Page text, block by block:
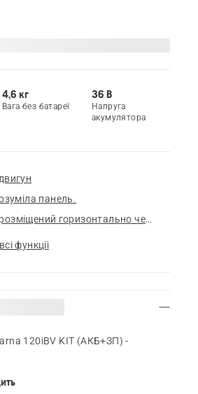
4,6 кг
Вага без батареї
36 B
Напруга
акумулятора
панель.
горизонтально через
функції
120iBV KIT (АКБ+ЗП) -